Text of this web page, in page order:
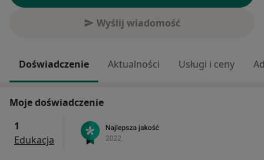
Wyślij wiadomość
Doświadczenie Aktualności Usługi i ceny
Moje doświadczenie
1
Edukacja